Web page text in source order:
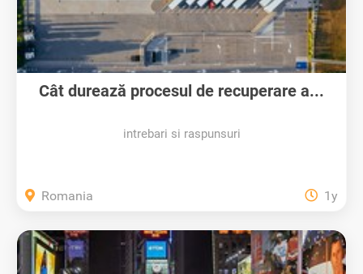
Cât durează procesul de recuperare a...
intrebari si raspunsuri
Romania 1y